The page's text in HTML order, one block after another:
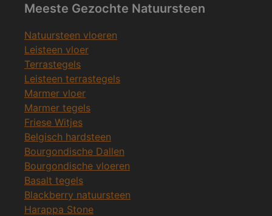
Meeste Gezochte Natuursteen
Natuursteen vloeren
Leisteen vloer
Terrastegels
Leisteen terrastegels
Marmer vloer
Marmer tegels
Friese Witjes
Belgisch hardsteen
Bourgondische Dallen
Bourgondische vloeren
Basalt tegels
Blackberry natuursteen
Harappa Stone